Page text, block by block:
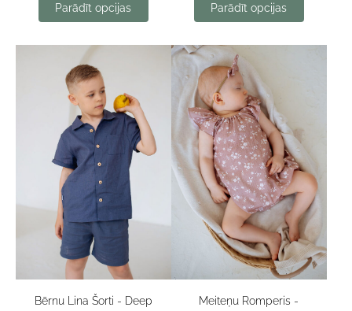
Parādīt opcijas Parādīt opcijas
Bērnu Lina Šorti - Deep
Meiteņu Romperis -